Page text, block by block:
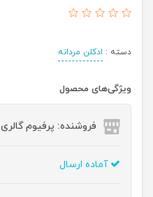
دسته : ادکلن مردانه
ویژگی‌های محصول
فروشنده: پرفیوم گالری
آماده ارسال